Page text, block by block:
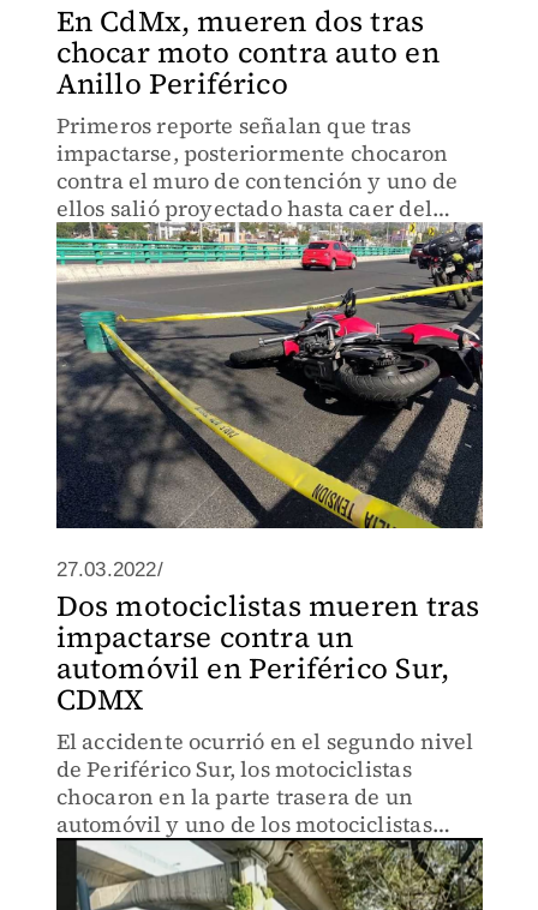
En CdMx, mueren dos tras
chocar moto contra auto en
Anillo Periférico
Primeros reporte señalan que tras
impactarse, posteriormente chocaron
contra el muro de contención y uno de
ellos salió proyectado hasta caer del
desnivel del distribuidor vial.
27.03.2022/
Dos motociclistas mueren tras
impactarse contra un
automóvil en Periférico Sur,
CDMX
El accidente ocurrió en el segundo nivel
de Periférico Sur, los motociclistas
chocaron en la parte trasera de un
automóvil y uno de los motociclistas
salió proyectado al vacío.